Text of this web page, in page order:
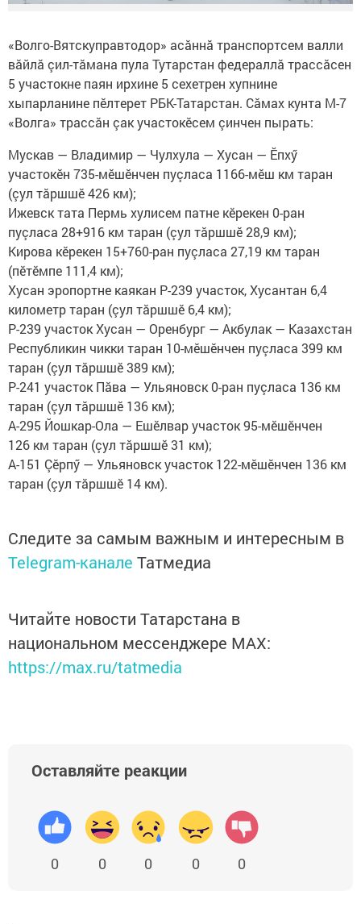
«Волго-Вятскуправтодор» асăннă транспортсем валли
вăйлă çил-тăмана пула Тутарстан федераллă трассăсен
5 участокне паян ирхине 5 сехетрен хупнине
хыпарланине пӗлтерет РБК-Татарстан. Сăмах кунта М-7
«Волга» трассăн çак участокӗсем çинчен пырать:
Мускав — Владимир — Чулхула — Хусан — Ӗпхӳ
участокӗн 735-мӗшӗнчен пуçласа 1166-мӗш км таран
(çул тăршшӗ 426 км);
Ижевск тата Пермь хулисем патне кӗрекен 0-ран
пуçласа 28+916 км таран (çул тăршшӗ 28,9 км);
Кирова кӗрекен 15+760-ран пуçласа 27,19 км таран
(пӗтӗмпе 111,4 км);
Хусан эропортне каякан Р-239 участок, Хусантан 6,4
километр таран (çул тăршшӗ 6,4 км);
Р-239 участок Хусан — Оренбург — Акбулак — Казахстан
Республикин чикки таран 10-мӗшӗнчен пуçласа 399 км
таран (çул тăршшӗ 389 км);
Р-241 участок Пăва — Ульяновск 0-ран пуçласа 136 км
таран (çул тăршшӗ 136 км);
А-295 Йошкар-Ола — Ешӗлвар участок 95-мӗшӗнчен
126 км таран (çул тăршшӗ 31 км);
А-151 Çӗрпӳ — Ульяновск участок 122-мӗшӗнчен 136 км
таран (çул тăршшӗ 14 км).
Следите за самым важным и интересным в
Telegram-канале Татмедиа
Читайте новости Татарстана в
национальном мессенджере MАХ:
https://max.ru/tatmedia
Оставляйте реакции
0 0 0 0 0